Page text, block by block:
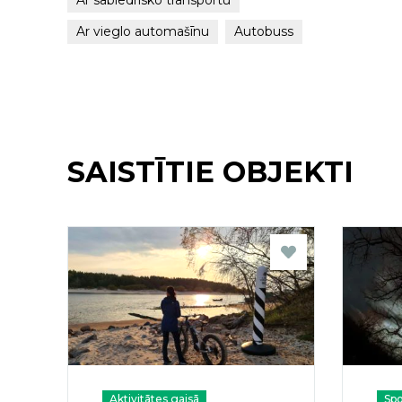
Ar vieglo automašīnu
Autobuss
SAISTĪTIE OBJEKTI
Aktivitātes gaisā